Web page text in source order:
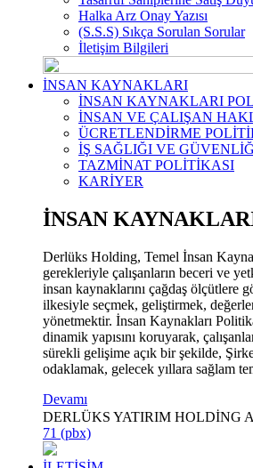
Halka Arz Onay Yazısı
(S.S.S) Sıkça Sorulan Sorular
İletişim Bilgileri
İNSAN KAYNAKLARI
İNSAN KAYNAKLARI
İNSAN VE ÇALIŞAN
ÜCRETLENDİRME
İŞ SAĞLIĞI VE
TAZMİNAT POLİTİKASI
KARİYER
İNSAN
Derlüks Holding, Temel İnsan
gerekleriyle çalışanların beceri ve
insan kaynaklarını çağdaş ölçütlere
ilkesiyle seçmek, geliştirmek,
yönetmektir. İnsan Kaynakları
dinamik yapısını koruyarak,
sürekli gelişime açık bir şekilde,
odaklamak, gelecek yıllara sağlam
Devamı
DERLÜKS YATIRIM HOLDİNG
71 (pbx)